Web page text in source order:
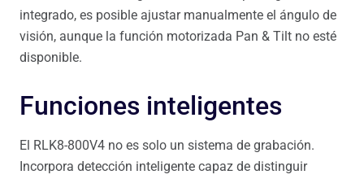
integrado, es posible ajustar manualmente el ángulo de
visión, aunque la función motorizada Pan & Tilt no esté
disponible.
Funciones inteligentes
El RLK8-800V4 no es solo un sistema de grabación.
Incorpora detección inteligente capaz de distinguir